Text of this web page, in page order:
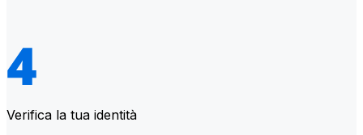
Verifica la tua identità